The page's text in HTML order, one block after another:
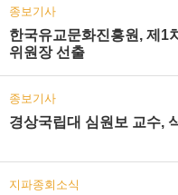
종보기사
한국유교문화진흥원, 제
위원장 선출
종보기사
경상국립대 심원보 교수,
지파종회소식